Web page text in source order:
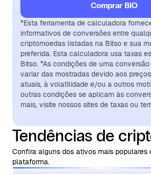
Comprar BIO
*Esta ferramenta de calculadora
informativos de conversões entre
criptomoedas listadas na Bitso e sua
preferida. Esta calculadora usa taxas
Bitso. *As condições de uma
variar das mostradas devido aos
atuais, à volatilidade e/ou a outros
outras condições se aplicam às
mais, visite nossos sites de taxas ou
Tendências de
Confira alguns dos ativos mais populares
plataforma.